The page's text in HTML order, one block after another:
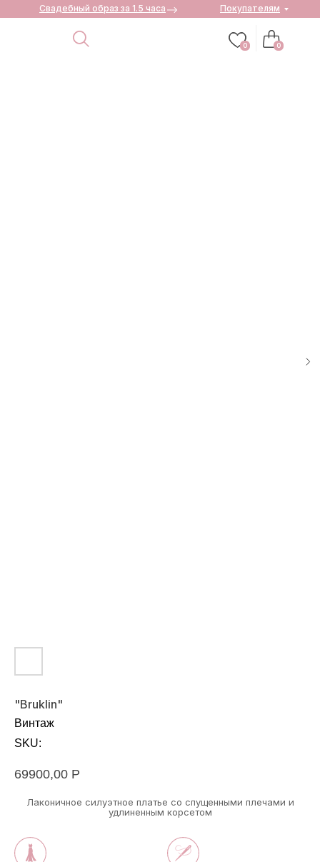
0
0
Покупателям
Свадебный образ за 1.5 часа
"Bruklin"
Винтаж
SKU:
69900,00 Р
Лаконичное силуэтное платье со спущенными плечами и
удлиненным корсетом